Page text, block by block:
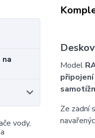
na
vody,
Model
připojení
Ze zadní